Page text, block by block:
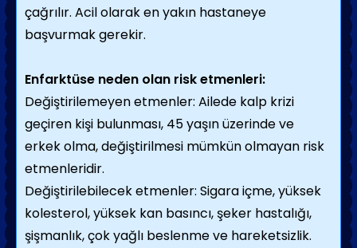
çağrılır. Acil olarak en yakın hastaneye
başvurmak gerekir.
Enfarktüse neden olan risk etmenleri:
Değiştirilemeyen etmenler: Ailede kalp krizi
geçiren kişi bulunması, 45 yaşın üzerinde ve
erkek olma, değiştirilmesi mümkün olmayan risk
etmenleridir.
Değiştirilebilecek etmenler: Sigara içme, yüksek
kolesterol, yüksek kan basıncı, şeker hastalığı,
şişmanlık, çok yağlı beslenme ve hareketsizlik.